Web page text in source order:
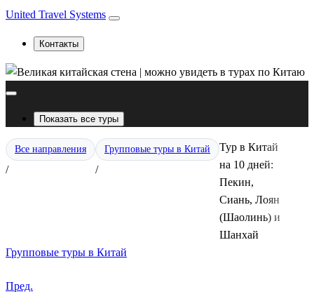
United Travel Systems
Контакты
Показать все туры
Все направления
/
Групповые туры в Китай
/
Тур в Китай
на 10 дней:
Пекин,
Сиань, Лоян
(Шаолинь) и
Шанхай
Групповые туры в Китай
Пред.